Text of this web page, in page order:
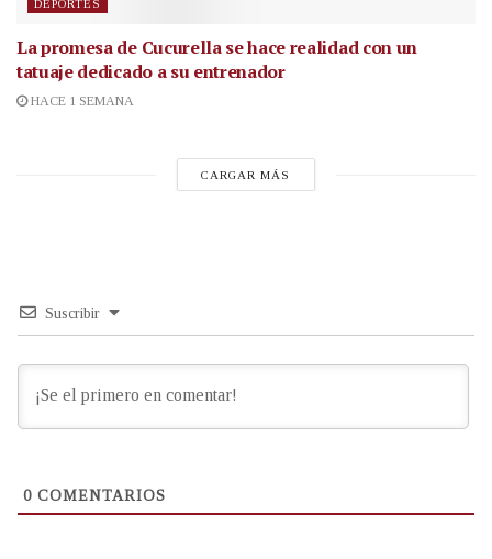
DEPORTES
La promesa de Cucurella se hace realidad con un
tatuaje dedicado a su entrenador
HACE 1 SEMANA
CARGAR MÁS
Suscribir
0 COMENTARIOS